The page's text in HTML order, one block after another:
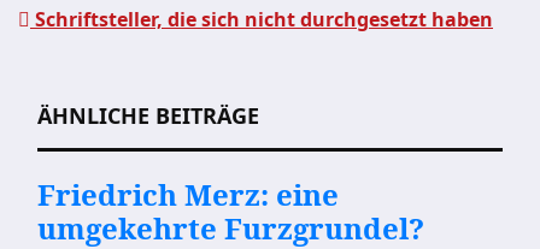
Beitragsnavigation
Schriftsteller, die sich nicht durchgesetzt haben
ÄHNLICHE BEITRÄGE
Friedrich Merz: eine
umgekehrte Furzgrundel?